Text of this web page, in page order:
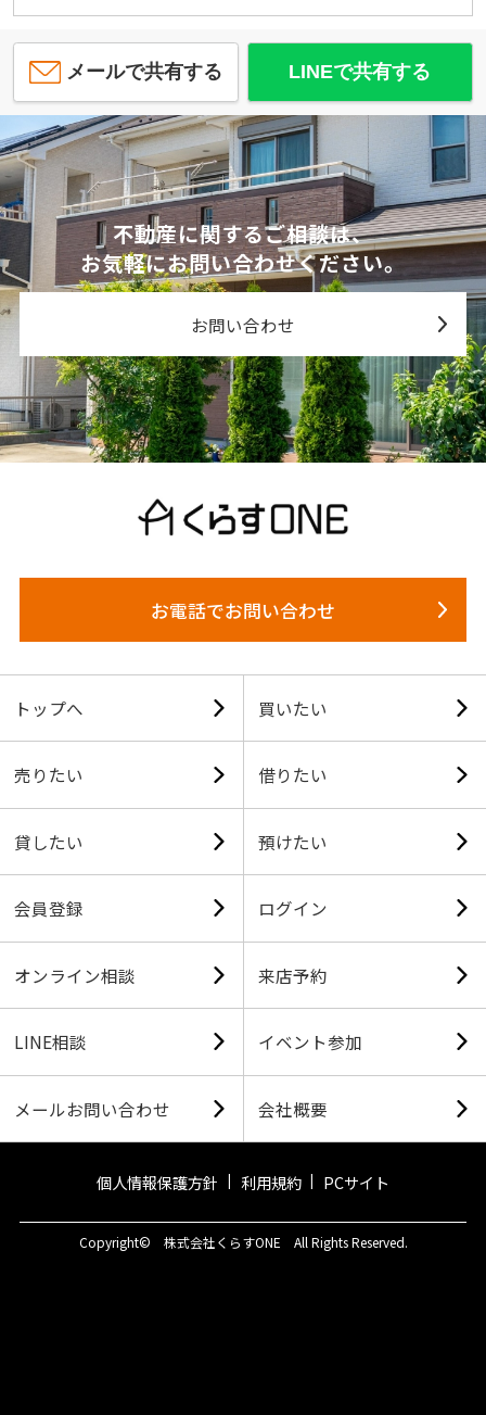
メールで共有する LINEで共有する
不動産に関するご相談は、
お気軽にお問い合わせください。
お問い合わせ
お電話でお問い合わせ
トップへ 買いたい
売りたい 借りたい
貸したい 預けたい
会員登録 ログイン
オンライン相談 来店予約
LINE相談 イベント参加
メールお問い合わせ 会社概要
個人情報保護方針 利用規約 PCサイト
Copyright© 株式会社くらすONE All Rights Reserved.